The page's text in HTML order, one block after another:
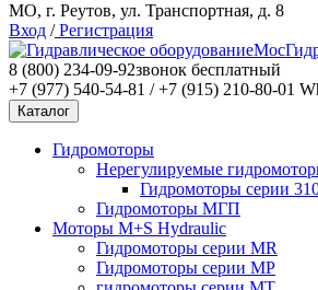
МО, г. Реутов, ул. Транспортная, д. 8
Вход /Регистрация
8 (800) 234-09-92звонок бесплатный
+7 (977) 540-54-81 / +7 (915) 210-80-01
Каталог
Гидромоторы
Нерегулируемые
Гидромоторы серии
Гидромоторы МГП
Моторы M+S Hydraulic
Гидромоторы серии MR
Гидромоторы серии MP